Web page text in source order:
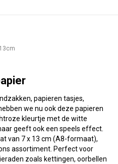
papieren tasjes,
we nu ook deze papieren
kleurtje met de witte
geeft ook een speels effect.
van 7 x 13 cm (A8-formaat),
assortiment. Perfect voor
zoals kettingen, oorbellen